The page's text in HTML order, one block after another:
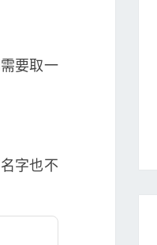
要取一
字也不